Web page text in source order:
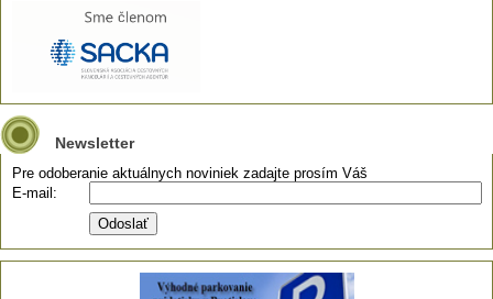
Newsletter
Pre odoberanie aktuálnych noviniek zadajte prosím Váš
E-mail: